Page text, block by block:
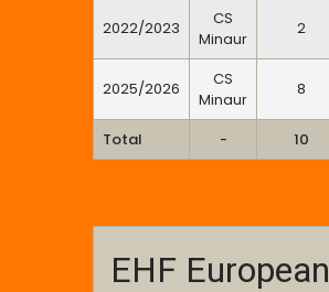
2022/2023
CS
Minaur
2
2025/2026
CS
Minaur
8
Total - 10
EHF European